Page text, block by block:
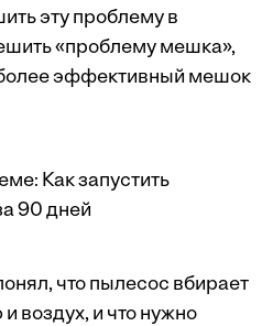
эту проблему в
«проблему мешка»,
эффективный мешок
Как запустить
90 дней
что пылесос вбирает
воздух, и что нужно